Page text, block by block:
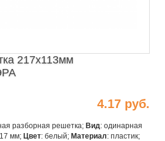
217х113мм
4.17 руб.
разборная решетка; Вид: одинарная
мм; Цвет: белый; Материал: пластик;